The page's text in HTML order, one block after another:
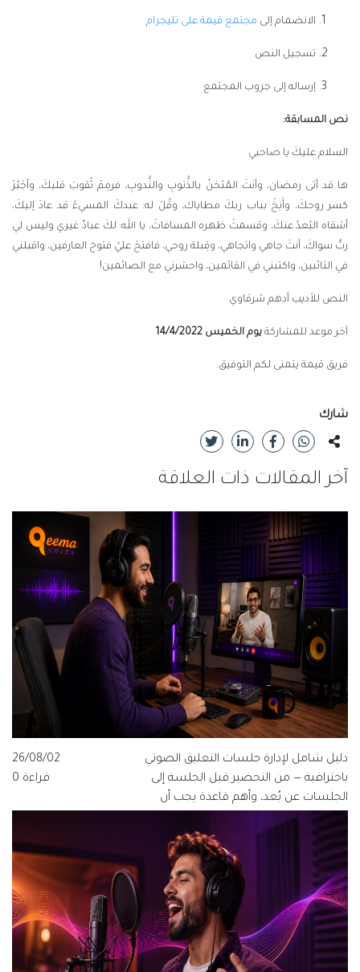
الانضمام إلى مجتمع قيمة على تليجرام
تسجيل النص
إرساله إلى جروب المجتمع
نص المسابقة:
السلام عليكَ يا صاحبي
ها قد أتى رمضان، وأنتَ المُثخنُ بالذُّنوبِ والنُّدوبِ، فرمِمْ ثُقوبَ قلبكَ، واُجْبُرْ
كسر روحكَ، وأَنِخْ بباب ربكَ مطاياك، وقُلْ له: عبدكَ المسيءُ قد عادَ إليكَ،
أشقاه البُعدُ عنكَ، وقسمتْ ظهره المسافاتْ، يا الله: لكَ عبادٌ غيري وليس لي
ربٌّ سواكَ، أنتَ جاهي واتجاهي، وقِبلة روحي، فافتحْ عليَّ فتوح العارفين، واقبلني
في التائبين، واكتبني في القائمين، واحشرني مع الصائمين!
النص للأديب أدهم شرقاوي
آخر موعد للمشاركة يوم الخميس 14/4/2022
فريق قيمة يتمنى لكم التوفيق.
شارك
آخر المقالات ذات العلاقة
دليل شامل لإدارة جلسات التعليق الصوتي
باحترافية — من التحضير قبل الجلسة إلى
الجلسات عن بُعد، وأهم قاعدة يجب أن
يعرفها كل مخرج ومنتج وفنان صوت.
26/08/02
قراءة 0